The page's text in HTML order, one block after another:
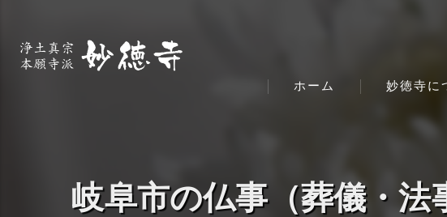
ホーム 妙徳寺に
岐阜市の仏事（葬儀・法